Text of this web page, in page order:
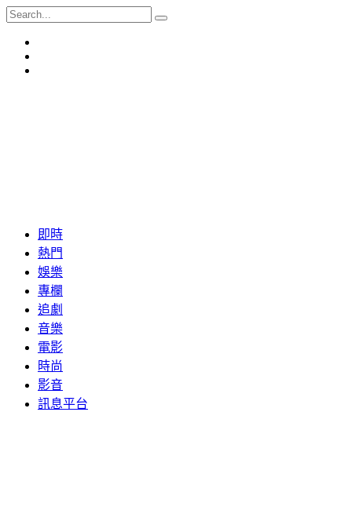
即時
熱門
娛樂
專欄
追劇
音樂
電影
時尚
影音
訊息平台